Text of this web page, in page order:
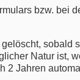
bzw. bei
sobald
Natur ist,
2 Jahren